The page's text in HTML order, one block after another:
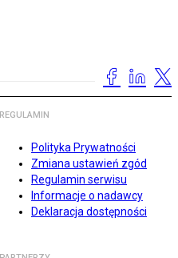
REGULAMIN
Polityka Prywatności
Zmiana ustawień zgód
Regulamin serwisu
Informacje o nadawcy
Deklaracja dostępności